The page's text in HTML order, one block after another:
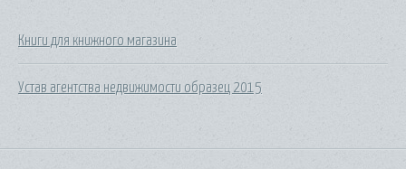
Книги для книжного магазина
Устав агентства недвижимости образец 2015